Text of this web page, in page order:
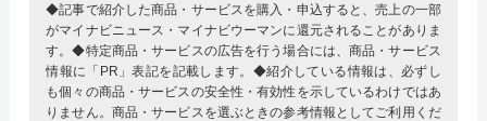
◆記事で紹介した商品・サービスを購入・申込すると、売上の一部
がマイナビニュース・マイナビウーマンに還元されることがありま
す。◆特定商品・サービスの広告を行う場合には、商品・サービス
情報に「PR」表記を記載します。◆紹介している情報は、必ずし
も個々の商品・サービスの安全性・有効性を示しているわけではあ
りません。商品・サービスを選ぶときの参考情報としてご利用くだ